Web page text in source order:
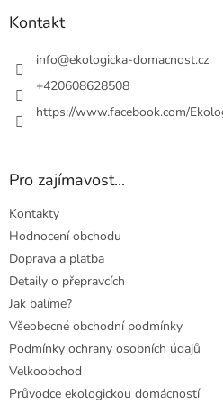
Kontakt
info@ekologicka-domacnost.cz
+420608628508
https://www.facebook.com/
Pro zajímavost...
Kontakty
Hodnocení obchodu
Doprava a platba
Detaily o přepravcích
Jak balíme?
Všeobecné obchodní podmínky
Podmínky ochrany osobních údajů
Velkoobchod
Průvodce ekologickou domácností